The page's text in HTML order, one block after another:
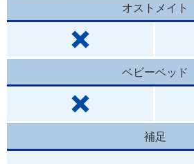
オストメイト
ベビーベッド
補足